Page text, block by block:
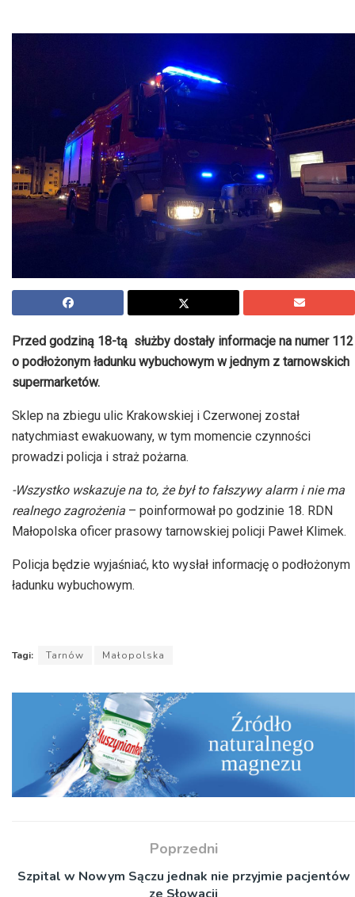
Przed godziną 18-tą służby dostały informacje na numer 112
o podłożonym ładunku wybuchowym w jednym z tarnowskich
supermarketów.
Sklep na zbiegu ulic Krakowskiej i Czerwonej został
natychmiast ewakuowany, w tym momencie czynności
prowadzi policja i straż pożarna.
-Wszystko wskazuje na to, że był to fałszywy alarm i nie ma
realnego zagrożenia – poinformował po godzinie 18. RDN
Małopolska oficer prasowy tarnowskiej policji Paweł Klimek.
Policja będzie wyjaśniać, kto wysłał informację o podłożonym
ładunku wybuchowym.
Tagi: Tarnów Małopolska
Poprzedni
Szpital w Nowym Sączu jednak nie przyjmie pacjentów